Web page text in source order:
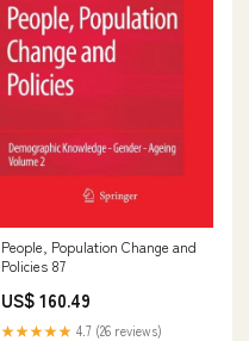
People, Population Change and
Policies 87
US$ 160.49
★★★★★ 4.7 (26 reviews)